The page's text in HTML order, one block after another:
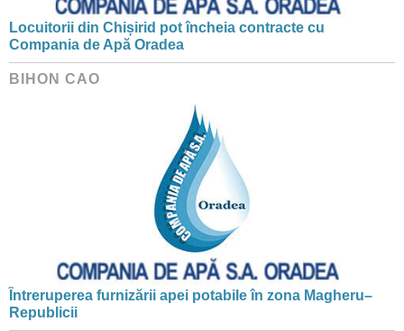
Locuitorii din Chișirid pot încheia contracte cu
Compania de Apă Oradea
BIHON CAO
Întreruperea furnizării apei potabile în zona Magheru–
Republicii